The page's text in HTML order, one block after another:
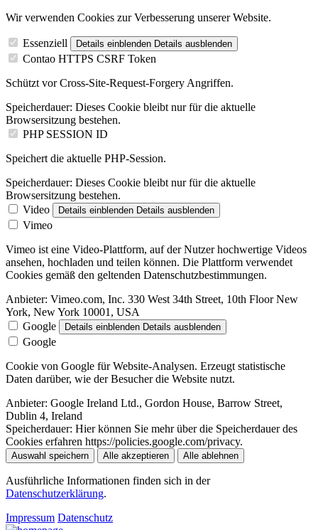
Wir verwenden Cookies zur Verbesserung unserer Website.
Essenziell Details einblenden Details ausblenden
Contao HTTPS CSRF Token
Schützt vor Cross-Site-Request-Forgery Angriffen.
Speicherdauer: Dieses Cookie bleibt nur für die aktuelle
Browsersitzung bestehen.
PHP SESSION ID
Speichert die aktuelle PHP-Session.
Speicherdauer: Dieses Cookie bleibt nur für die aktuelle
Browsersitzung bestehen.
Video
Details einblenden Details ausblenden
Vimeo
Vimeo ist eine Video-Plattform, auf der Nutzer hochwertige Videos
ansehen, hochladen und teilen können. Die Plattform verwendet
Cookies gemäß den geltenden Datenschutzbestimmungen.
Anbieter: Vimeo.com, Inc. 330 West 34th Street, 10th Floor New
York, New York 10001, USA
Google
Details einblenden Details ausblenden
Google
Cookie von Google für Website-Analysen. Erzeugt statistische
Daten darüber, wie der Besucher die Website nutzt.
Anbieter: Google Ireland Ltd., Gordon House, Barrow Street,
Dublin 4, Ireland
Speicherdauer: Hier können Sie mehr über die Speicherdauer des
Cookies erfahren https://policies.google.com/privacy.
Auswahl speichern Alle akzeptieren Alle ablehnen
Ausführliche Informationen finden sich in der
Datenschutzerklärung.
Impressum Datenschutz